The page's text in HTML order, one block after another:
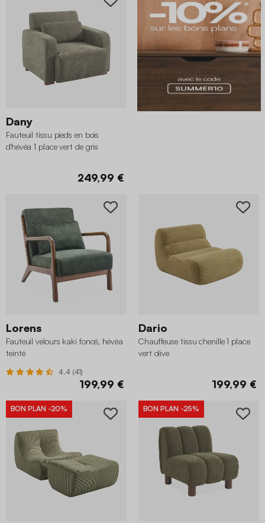
Dany
Fauteuil tissu pieds en bois
d'hévéa 1 place vert de gris
249,99 €
Lorens
Fauteuil velours kaki foncé, hévéa
teinté
4.4 (41)
199,99 €
Dario
Chauffeuse tissu chenille 1 place
vert olive
199,99 €
BON PLAN -20% BON PLAN -25%